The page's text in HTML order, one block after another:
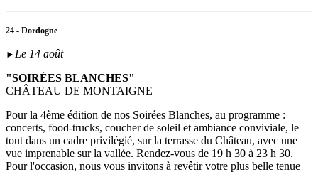
24 - Dordogne
► Le 14 août
"SOIRÉES BLANCHES"
CHÂTEAU DE MONTAIGNE
Pour la 4ème édition de nos Soirées Blanches, au programme :
concerts, food-trucks, coucher de soleil et ambiance conviviale, le
tout dans un cadre privilégié, sur la terrasse du Château, avec une
vue imprenable sur la vallée. Rendez-vous de 19 h 30 à 23 h 30.
Pour l'occasion, nous vous invitons à revêtir votre plus belle tenue